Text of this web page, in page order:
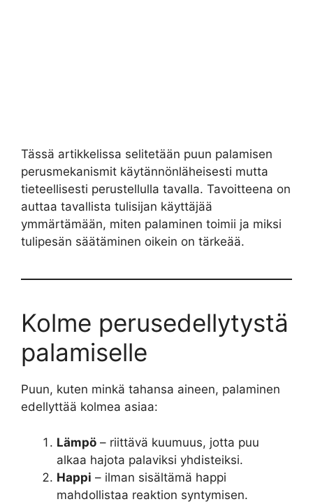
Tässä artikkelissa selitetään puun palamisen
perusmekanismit käytännönläheisesti mutta
tieteellisesti perustellulla tavalla. Tavoitteena on
auttaa tavallista tulisijan käyttäjää
ymmärtämään, miten palaminen toimii ja miksi
tulipesän säätäminen oikein on tärkeää.
Kolme perusedellytystä
palamiselle
Puun, kuten minkä tahansa aineen, palaminen
edellyttää kolmea asiaa:
Lämpö – riittävä kuumuus, jotta puu
alkaa hajota palaviksi yhdisteiksi.
Happi – ilman sisältämä happi
mahdollistaa reaktion syntymisen.